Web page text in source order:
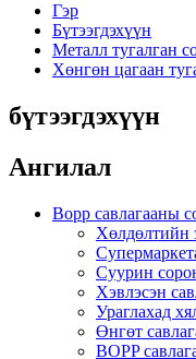
Гэр
Бүтээгдэхүүн
Металл тугалган
Хөнгөн цагаан
бүтээгдэхүүн
Ангилал
Bopp савлагааны
Хөлдөлтийн
Суурин
Хэвлэсэн
Ураглахад
Өнгөт
BOPP